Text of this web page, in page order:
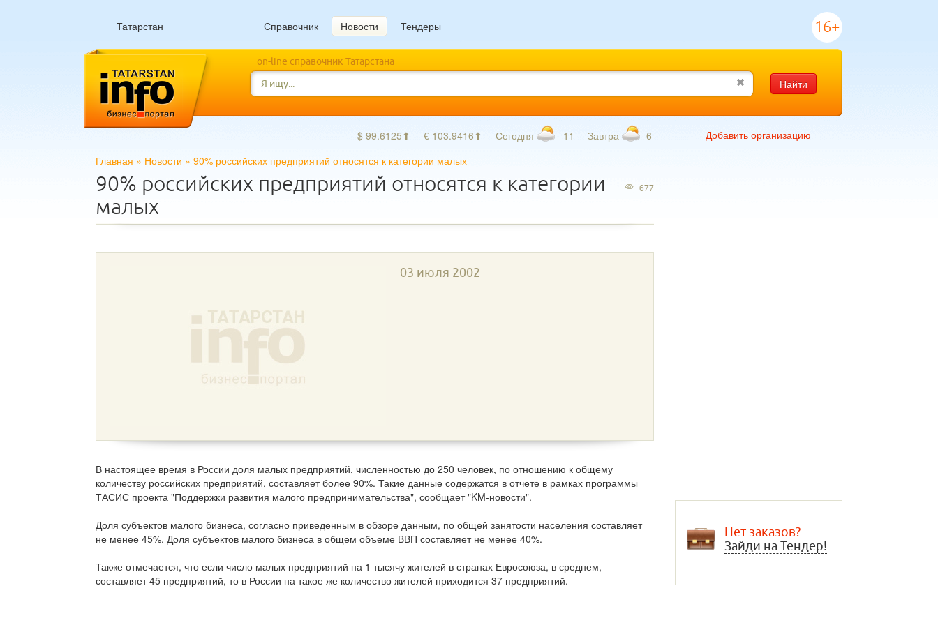
Татарстан Справочник Новости Тендеры 16+
on-line справочник Татарстана
Найти
$ 99.6125⬆ € 103.9416⬆ Сегодня −11 Завтра -6
Добавить организацию
Главная » Новости » 90% российских предприятий относятся к категории малых
677
90% российских предприятий относятся к категории
малых
03 июля 2002
В настоящее время в России доля малых предприятий, численностью до 250 человек, по отношению к общему
количеству российских предприятий, составляет более 90%. Такие данные содержатся в отчете в рамках программы
ТАСИС проекта "Поддержки развития малого предпринимательства", сообщает "KM-новости".
Доля субъектов малого бизнеса, согласно приведенным в обзоре данным, по общей занятости населения составляет
не менее 45%. Доля субъектов малого бизнеса в общем объеме ВВП составляет не менее 40%.
Также отмечается, что если число малых предприятий на 1 тысячу жителей в странах Евросоюза, в среднем,
составляет 45 предприятий, то в России на такое же количество жителей приходится 37 предприятий.
Нет заказов?
Зайди на Тендер!